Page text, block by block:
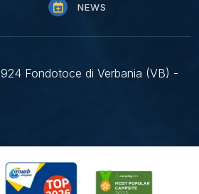
NEWS
Fondotoce di Verbania (VB) -